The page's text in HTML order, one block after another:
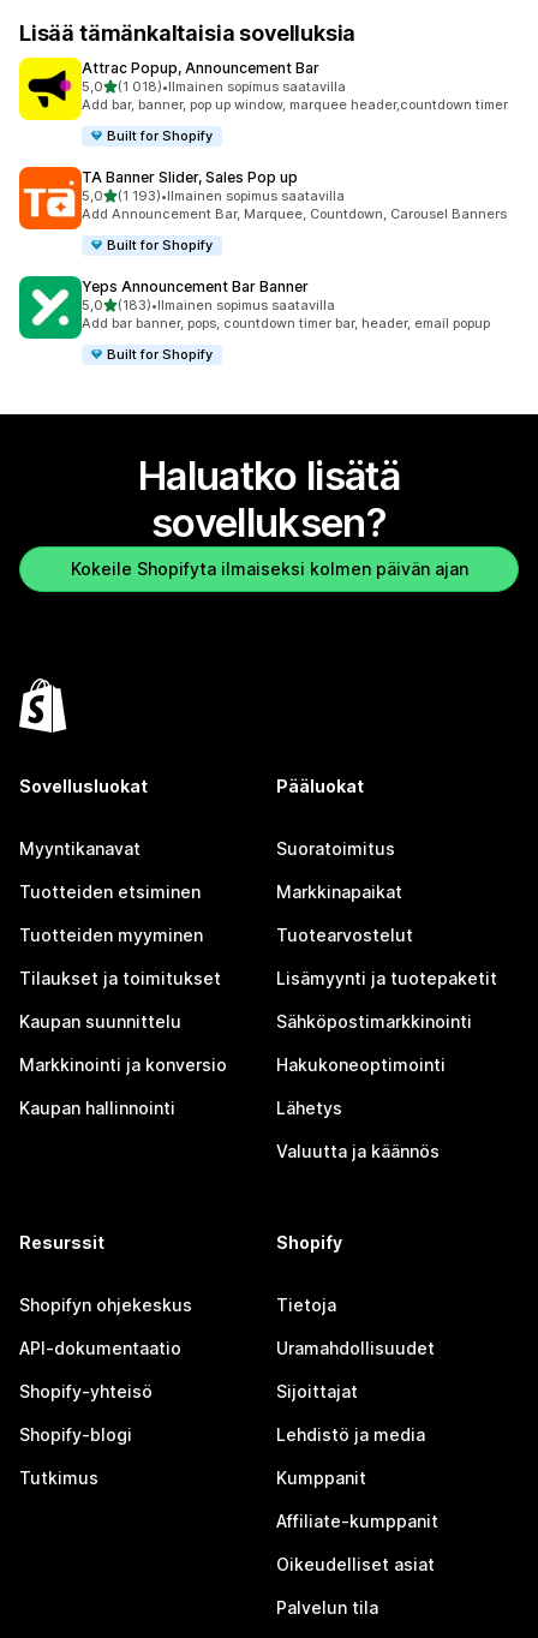
Lisää tämänkaltaisia sovelluksia
Attrac Popup, Announcement Bar
5,0/ 5 tähteä
(1 018)
1018 arvostelua yhteensä
•Ilmainen sopimus saatavilla
Add bar, banner, pop up window, marquee header,countdown timer
Built for Shopify
TA Banner Slider, Sales Pop up
5,0/ 5 tähteä
(1 193)
1193 arvostelua yhteensä
•Ilmainen sopimus saatavilla
Add Announcement Bar, Marquee, Countdown, Carousel Banners
Built for Shopify
Yeps Announcement Bar Banner
5,0/ 5 tähteä
(183)
183 arvostelua yhteensä
•Ilmainen sopimus saatavilla
Add bar banner, pops, countdown timer bar, header, email popup
Built for Shopify
Haluatko lisätä
sovelluksen?
Kokeile Shopifyta ilmaiseksi kolmen päivän ajan
Sovellusluokat
Myyntikanavat
Tuotteiden etsiminen
Tuotteiden myyminen
Tilaukset ja toimitukset
Kaupan suunnittelu
Markkinointi ja konversio
Kaupan hallinnointi
Pääluokat
Suoratoimitus
Markkinapaikat
Tuotearvostelut
Lisämyynti ja tuotepaketit
Sähköpostimarkkinointi
Hakukoneoptimointi
Lähetys
Valuutta ja käännös
Resurssit
Shopifyn ohjekeskus
API-dokumentaatio
Shopify-yhteisö
Shopify-blogi
Tutkimus
Shopify
Tietoja
Uramahdollisuudet
Sijoittajat
Lehdistö ja media
Kumppanit
Affiliate-kumppanit
Oikeudelliset asiat
Palvelun tila